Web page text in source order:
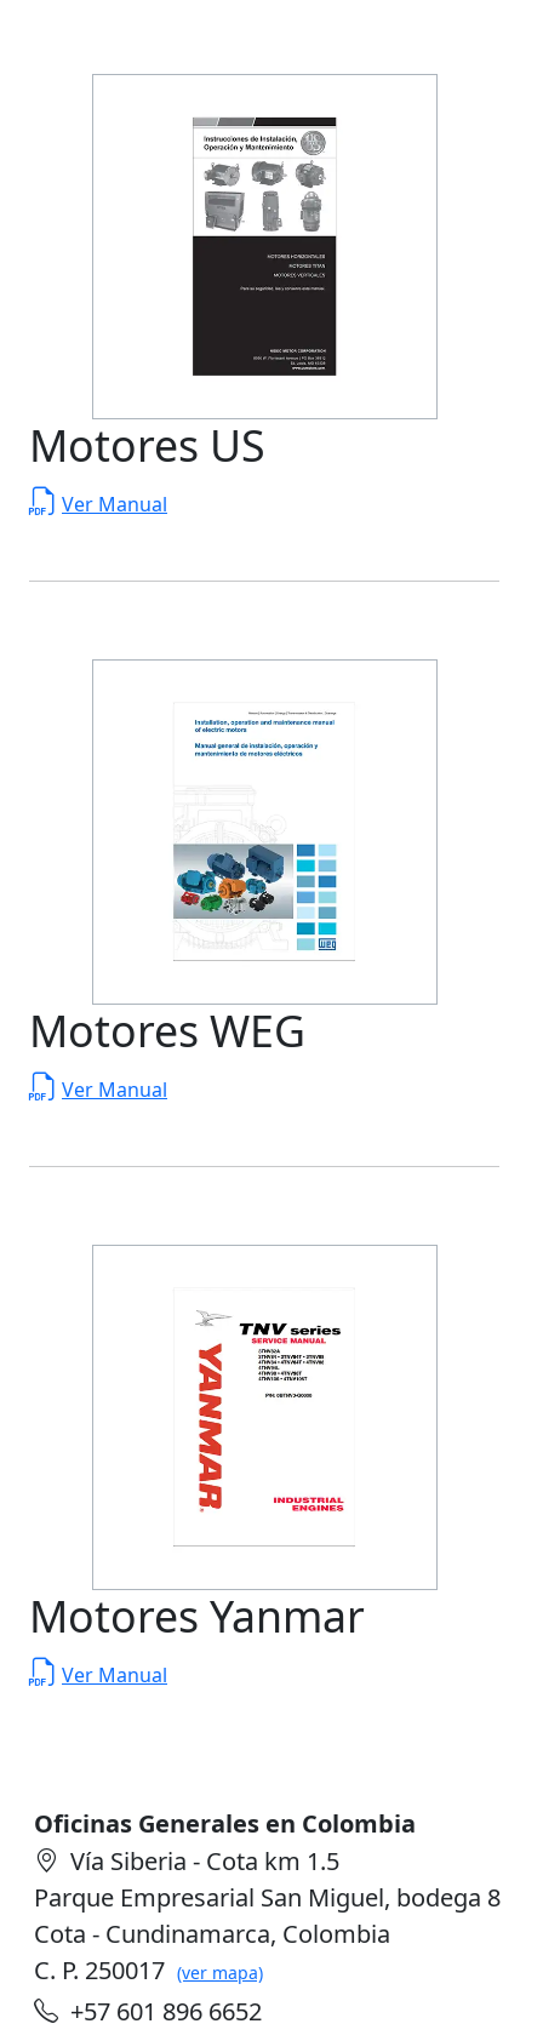
Motores US
Ver Manual
Motores WEG
Ver Manual
Motores Yanmar
Ver Manual
Oficinas Generales en Colombia
Vía Siberia - Cota km 1.5
Parque Empresarial San Miguel, bodega 8
Cota - Cundinamarca, Colombia
C. P. 250017 (ver mapa)
+57 601 896 6652